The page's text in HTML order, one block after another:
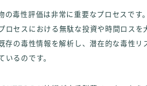
の毒性評価は非常に重要なプロセスです
ロセスにおける無駄な投資や時間ロス
存の毒性情報を解析し、潜在的な毒性リ
いるのです。